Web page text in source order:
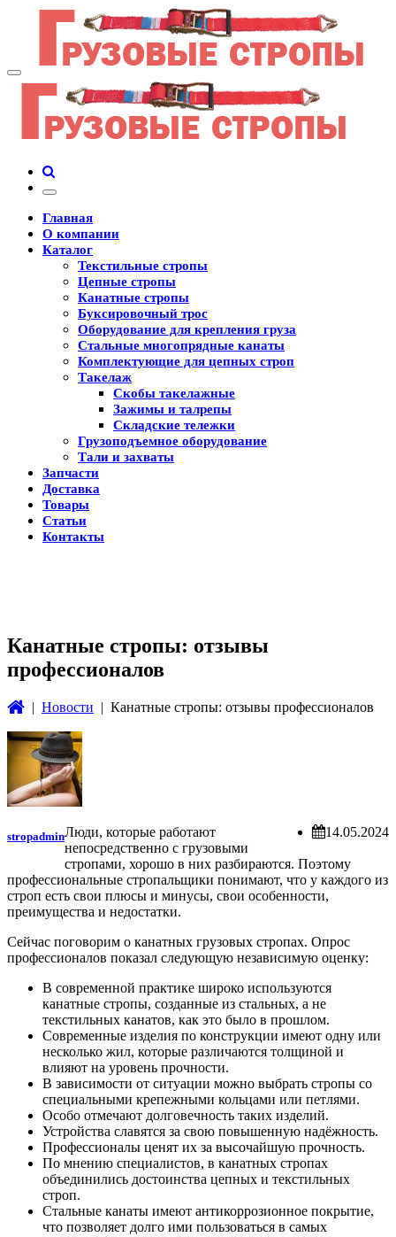
Главная
О компании
Каталог
Текстильные стропы
Цепные стропы
Канатные стропы
Буксировочный трос
Оборудование для крепления груза
Стальные многопрядные канаты
Комплектующие для цепных строп
Такелаж
Скобы такелажные
Зажимы и талрепы
Складские тележки
Грузоподъемное оборудование
Тали и захваты
Запчасти
Доставка
Товары
Статьи
Контакты
Канатные стропы: отзывы
профессионалов
| Новости | Канатные стропы: отзывы профессионалов
stropadmin 14.05.2024
Люди, которые работают
непосредственно с грузовыми
стропами, хорошо в них разбираются. Поэтому
профессиональные стропальщики понимают, что у каждого из
строп есть свои плюсы и минусы, свои особенности,
преимущества и недостатки.
Сейчас поговорим о канатных грузовых стропах. Опрос
профессионалов показал следующую независимую оценку:
В современной практике широко используются
канатные стропы, созданные из стальных, а не
текстильных канатов, как это было в прошлом.
Современные изделия по конструкции имеют одну или
несколько жил, которые различаются толщиной и
влияют на уровень прочности.
В зависимости от ситуации можно выбрать стропы со
специальными крепежными кольцами или петлями.
Особо отмечают долговечность таких изделий.
Устройства славятся за свою повышенную надёжность.
Профессионалы ценят их за высочайшую прочность.
По мнению специалистов, в канатных стропах
объединились достоинства цепных и текстильных
строп.
Стальные канаты имеют антикоррозионное покрытие,
что позволяет долго ими пользоваться в самых